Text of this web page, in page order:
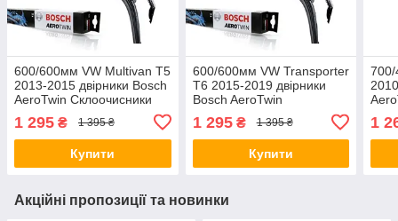
600/600мм VW Multivan T5
2013-2015 двірники Bosch
AeroTwin Склоочисники
1 295 ₴ 1 395 ₴
Купити
600/600мм VW Transporter
T6 2015-2019 двірники
Bosch AeroTwin
1 295₴ 1 395 ₴
Купити
1
Акційні пропозиції та новинки